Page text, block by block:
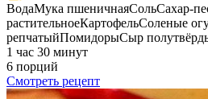
ВодаМука пшеничнаяСольСахар-
растительноеКартофельСоленые
репчатыйПомидорыСыр
1 час 30 минут
6 порций
Смотреть рецепт